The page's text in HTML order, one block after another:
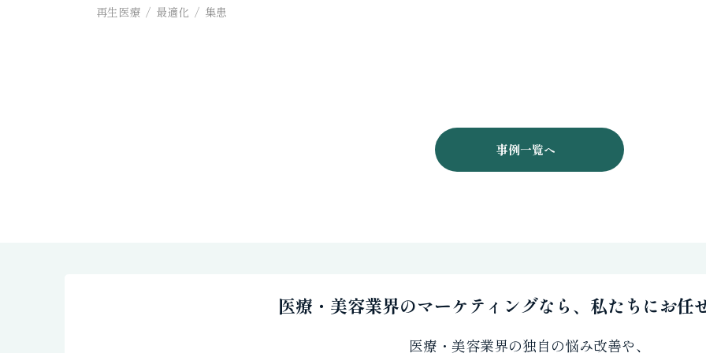
再生医療 最適化 集患
事例一覧へ
医療・美容業界のマーケティングなら、私たちにお任
医療・美容業界の独自の悩み改善や、